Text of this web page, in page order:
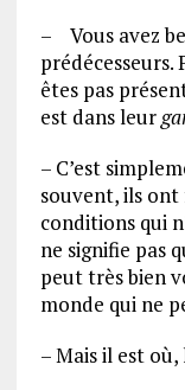
– Vous avez
prédécesseurs.
êtes pas
est dans leur
– C’est
souvent, ils
conditions qui
ne signifie pas
peut très bien
monde qui ne
– Mais il est où,